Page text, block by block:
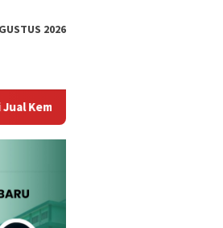
2026
Jadi Alasan Utama Tingginya